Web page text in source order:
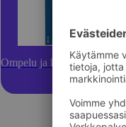
Ompelu ja käsityötarvikkeet